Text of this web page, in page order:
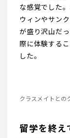
な感覚でした
ウィンやサン
が盛り沢山だ
際に体験する
した。
クラスメイトとの
留学を終え